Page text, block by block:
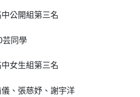
公開組第三名
芸同學
女生組第三名
、張慈妤、謝宇洋